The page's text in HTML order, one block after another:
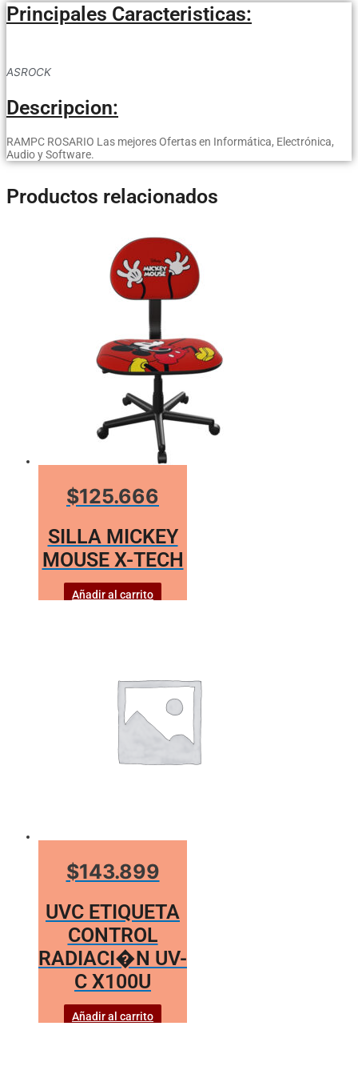
Principales Caracteristicas:
ASROCK
Descripcion:
RAMPC ROSARIO Las mejores Ofertas en Informática, Electrónica,
Audio y Software.
Productos relacionados
$125.666
SILLA MICKEY
MOUSE X-TECH
Añadir al carrito
$143.899
UVC ETIQUETA
CONTROL
RADIACI�N UV-
C X100U
Añadir al carrito